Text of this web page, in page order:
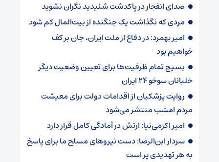
صدای انفجار در پاکدشت شنیدید نگران نشوید
مردی که نگذاشت یک جنگنده از بیت‌المال کم شود
امیر بهمرد: در دفاع از ملت ایران، جان بر کف
خواهیم بود
بسیج تمام ظرفیت‌ها برای تعیین وضعیت دیگر
خلبانان سوخو ۲۴ ایران
روایت پزشکیان از اقدامات دولت برای معیشت
مردم امشب منتشر می‌شود
امیر اکرمی‌نیا: ارتش در آمادگی کامل قرار دارد
سردار ابن‌الرضا: دست نیروهای مسلح ما برای پاسخ
به هر تهدیدی پر است